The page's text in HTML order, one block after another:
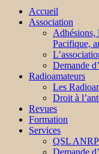
Accueil
Association
Adhésions,
Pacifique,
Demande
Radioamateurs
Les
Droit à
Revues
Formation
Services
QSL
Demande